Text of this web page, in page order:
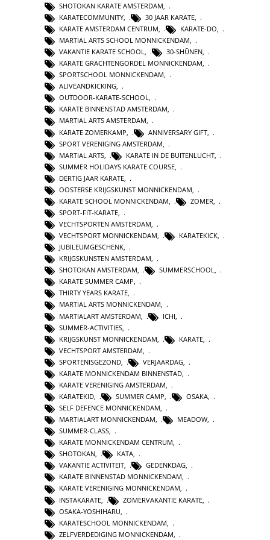
SHOTOKAN KARATE AMSTERDAM
KARATECOMMUNITY
30 JAAR KARATE
KARATE AMSTERDAM CENTRUM
KARATE-DO
MARTIAL ARTS SCHOOL MONNICKENDAM,
VAKANTIE KARATE SCHOOL, 30-SHŪNEN,
KARATE GRACHTENGORDEL MONNICKENDAM,
SPORTSCHOOL MONNICKENDAM,
ALIVEANDKICKING,
OUTDOOR-KARATE-SCHOOL,
KARATE BINNENSTAD AMSTERDAM,
MARTIAL ARTS AMSTERDAM,
KARATE ZOMERKAMP
ANNIVERSARY GIFT
SPORT VERENIGING AMSTERDAM
MARTIAL ARTS
KARATE IN DE BUITENLUCHT
SUMMER HOLIDAYS KARATE COURSE
DERTIG JAAR KARATE
OOSTERSE KRIJGSKUNST MONNICKENDAM
KARATE SCHOOL MONNICKENDAM
ZOMER
SPORT-FIT-KARATE
VECHTSPORTEN AMSTERDAM,
VECHTSPORT MONNICKENDAM, KARATEKICK,
JUBILEUMGESCHENK,
KRIJGSKUNSTEN AMSTERDAM,
SHOTOKAN AMSTERDAM, SUMMERSCHOOL,
KARATE SUMMER CAMP,
THIRTY YEARS KARATE,
MARTIAL ARTS MONNICKENDAM,
MARTIALART AMSTERDAM
ICHI
SUMMER-ACTIVITIES
KRIJGSKUNST MONNICKENDAM
KARATE
VECHTSPORT AMSTERDAM
SPORTENISGEZOND
VERJAARDAG
KARATE MONNICKENDAM BINNENSTAD
KARATE VERENIGING AMSTERDAM
KARATEKID
SUMMER CAMP OSAKA
SELF DEFENCE MONNICKENDAM,
MARTIALART MONNICKENDAM, MEADOW,
SUMMER-CLASS,
KARATE MONNICKENDAM CENTRUM,
SHOTOKAN, KATA,
VAKANTIE ACTIVITEIT, GEDENKDAG,
KARATE BINNENSTAD MONNICKENDAM,
KARATE VERENIGING MONNICKENDAM,
INSTAKARATE
ZOMERVAKANTIE KARATE
OSAKA-YOSHIHARU
KARATESCHOOL MONNICKENDAM
ZELFVERDEDIGING MONNICKENDAM